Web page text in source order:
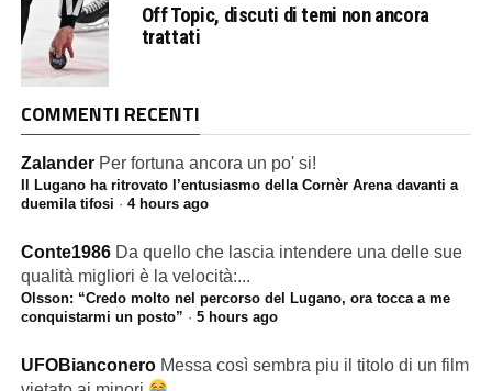
Off Topic, discuti di temi non ancora
trattati
COMMENTI RECENTI
Zalander Per fortuna ancora un po' si!
Il Lugano ha ritrovato l’entusiasmo della Cornèr Arena davanti a
duemila tifosi · 4 hours ago
Conte1986 Da quello che lascia intendere una delle sue
qualità migliori è la velocità:...
Olsson: “Credo molto nel percorso del Lugano, ora tocca a me
conquistarmi un posto” · 5 hours ago
UFOBianconero Messa così sembra piu il titolo di un film